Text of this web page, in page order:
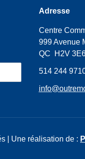
Adresse
Centre
999 Avenue
QC H2V
514 244
| Une réalisation de :